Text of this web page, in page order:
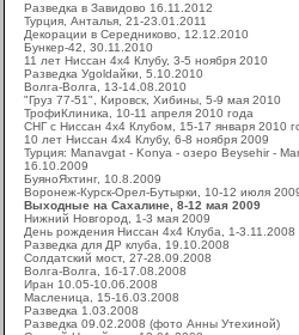
Разведка в Завидово 16.11.2012
Турция, Анталья, 21-23.01.2011
Декорации в Середниково, 12.12.2010
Бункер-42, 30.11.2010
11 лет Ниссан 4х4 Клубу, 3-5 ноября 2010
Разведка Уgoldайки, 5.10.2010
Волга-Волга, 13-14.08.2010
"Груз 77-51", Кировск, Хибины, 5-9 мая 2010
ТрофиКлиника, 10-11 апреля 2010 года
СНГ с Ниссан 4х4 Клубом, 15-17 января 2010
10 лет Ниссан 4х4 Клубу, 6-8 ноября 2009
Турция: Manavgat - Konya - озеро Beysehir -
16.10.2009
БуяноЯхтинг, 10.8.2009
Воронеж-Курск-Орел-Бутырки, 10-12 июля
Выходные на Сахалине, 8-12 мая 2009
Нижний Новгород, 1-3 мая 2009
День рождения Ниссан 4х4 Клуба, 1-3.11.2008
Разведка для ДР клуба, 19.10.2008
Солдатский мост, 27-28.09.2008
Волга-Волга, 16-17.08.2008
Иран 10.05-10.06.2008
Масленица, 15-16.03.2008
Разведка 1.03.2008
Разведка 09.02.2008 (фото Анны Утехиной)